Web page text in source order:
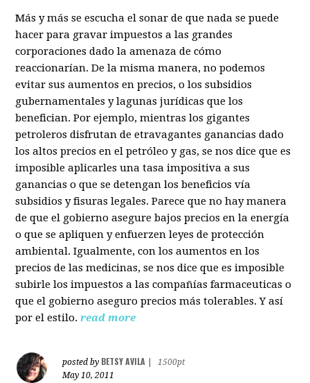
Más y más se escucha el sonar de que nada se puede
hacer para gravar impuestos a las grandes
corporaciones dado la amenaza de cómo
reaccionarían. De la misma manera, no podemos
evitar sus aumentos en precios, o los subsidios
gubernamentales y lagunas jurídicas que los
benefician. Por ejemplo, mientras los gigantes
petroleros disfrutan de etravagantes ganancias dado
los altos precios en el petróleo y gas, se nos dice que es
imposible aplicarles una tasa impositiva a sus
ganancias o que se detengan los beneficios vía
subsidios y fisuras legales. Parece que no hay manera
de que el gobierno asegure bajos precios en la energía
o que se apliquen y enfuerzen leyes de protección
ambiental. Igualmente, con los aumentos en los
precios de las medicinas, se nos dice que es imposible
subirle los impuestos a las compañías farmaceuticas o
que el gobierno aseguro precios más tolerables. Y así
por el estilo. read more
posted by BETSY AVILA
1500pt
May 10, 2011